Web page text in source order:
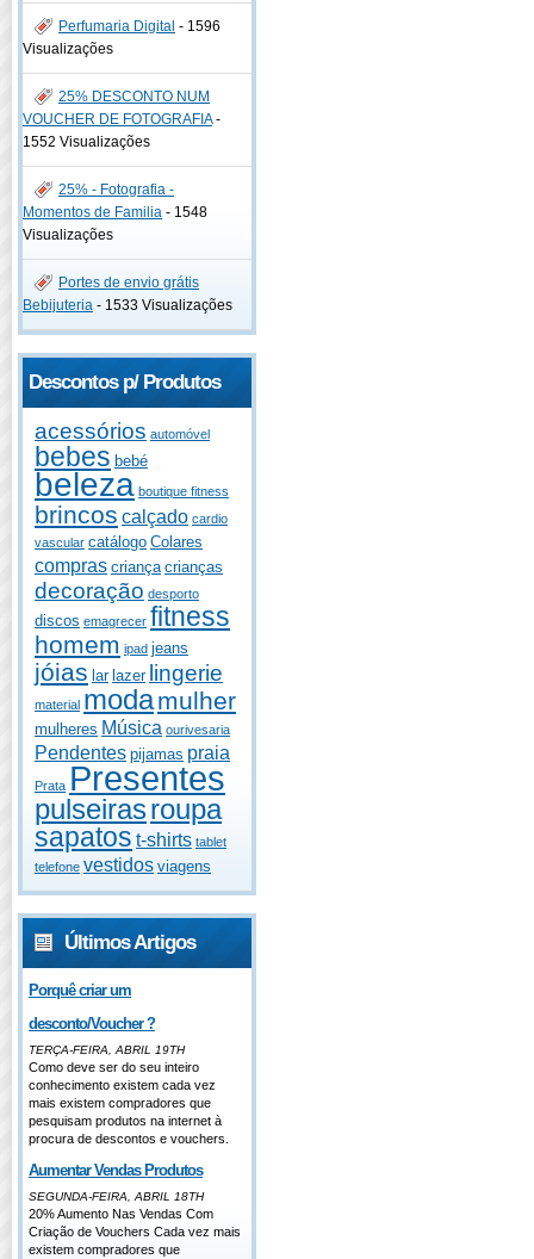
Perfumaria Digital - 1596
Visualizações
25% DESCONTO NUM
VOUCHER DE FOTOGRAFIA-
1552 Visualizações
25% - Fotografia -
Momentos de Familia - 1548
Visualizações
Portes de envio grátis
Bebijuteria - 1533 Visualizações
Descontos p/ Produtos
acessórios automóvel
bebes bebé
beleza boutique fitness
brincos calçado cardio
vascular catálogo Colares
compras criança crianças
decoração desporto
discos emagrecer fitness
homem ipad jeans
jóias lar lazer lingerie
material modamulher
mulheres Música ourivesaria
Pendentes pijamas praia
Prata Presentes
pulseirasroupa
sapatos t-shirts tablet
telefone vestidos viagens
Últimos Artigos
Porquê criar um
desconto/Voucher ?
TERÇA-FEIRA, ABRIL 19TH
Como deve ser do seu inteiro
conhecimento existem cada vez
mais existem compradores que
pesquisam produtos na internet à
procura de descontos e vouchers.
Aumentar Vendas Produtos
SEGUNDA-FEIRA, ABRIL 18TH
20% Aumento Nas Vendas Com
Criação de Vouchers Cada vez mais
existem compradores que